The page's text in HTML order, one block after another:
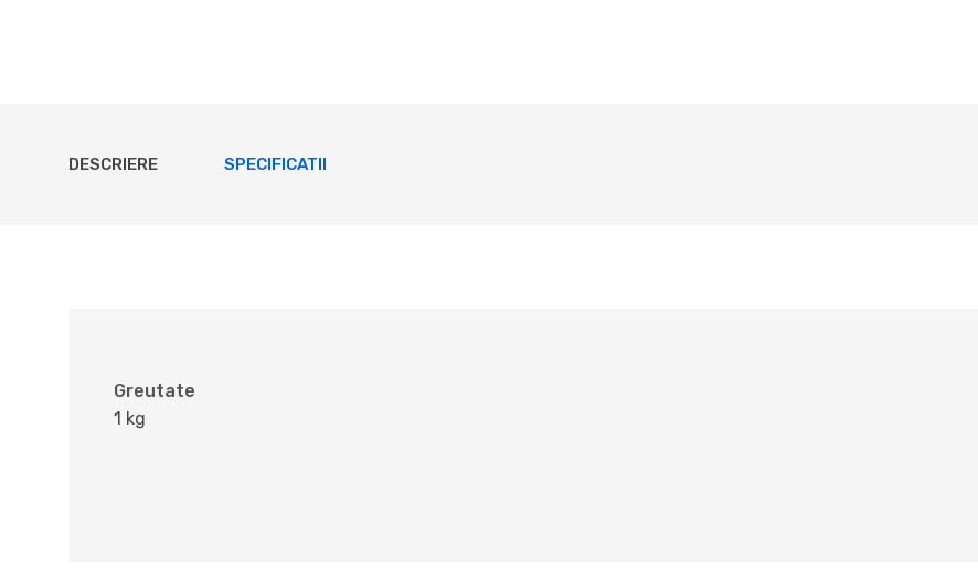
DESCRIERE SPECIFICATII
Greutate
1 kg